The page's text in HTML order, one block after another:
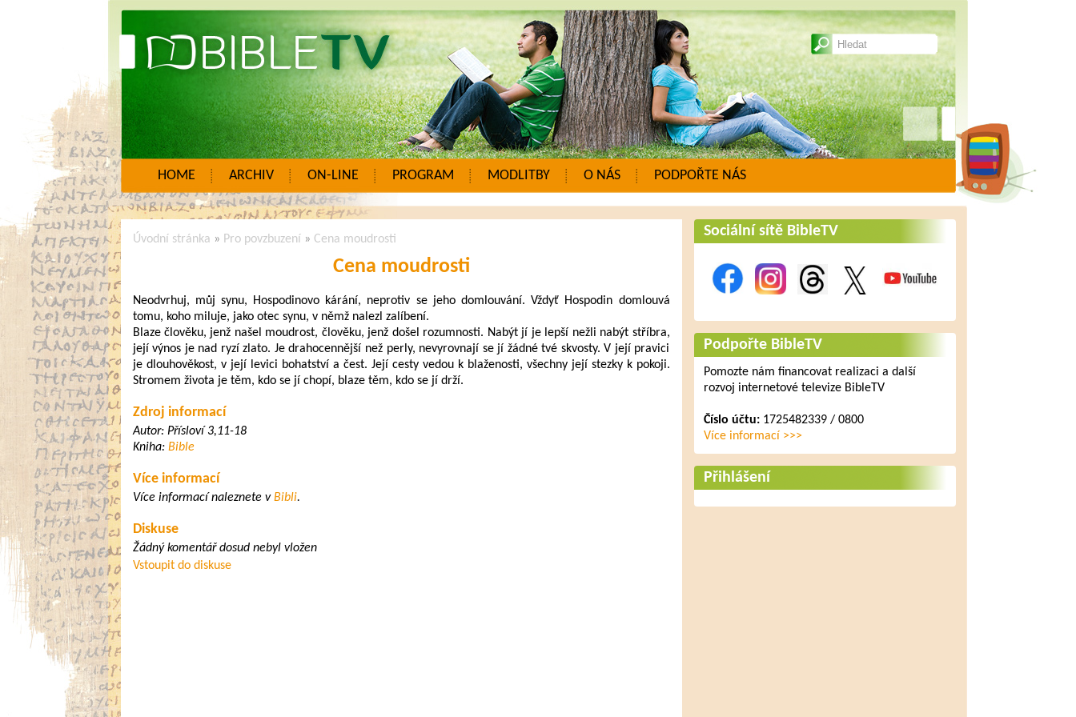
HOME ARCHIV ON-LINE PROGRAM MODLITBY O NÁS PODPOŘTE NÁS
Úvodní stránka » Pro povzbuzení » Cena moudrosti
Cena moudrosti
Neodvrhuj, můj synu, Hospodinovo kárání, neprotiv se jeho domlouvání. Vždyť Hospodin domlouvá
tomu, koho miluje, jako otec synu, v němž nalezl zalíbení.
Blaze člověku, jenž našel moudrost, člověku, jenž došel rozumnosti. Nabýt jí je lepší nežli nabýt stříbra,
její výnos je nad ryzí zlato. Je drahocennější než perly, nevyrovnají se jí žádné tvé skvosty. V její pravici
je dlouhověkost, v její levici bohatství a čest. Její cesty vedou k blaženosti, všechny její stezky k pokoji.
Stromem života je těm, kdo se jí chopí, blaze těm, kdo se jí drží.
Zdroj informací
Autor: Přísloví 3,11-18
Kniha: Bible
Více informací
Více informací naleznete vBibli.
Diskuse
Žádný komentář dosud nebyl vložen
Vstoupit do diskuse
Sociální sítě BibleTV
Podpořte BibleTV
Pomozte nám financovat realizaci a další
rozvoj internetové televize BibleTV
Číslo účtu:1725482339 / 0800
Více informací >>>
Přihlášení